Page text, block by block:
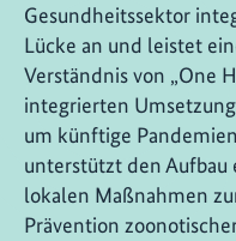
Gesundheitssektor
Lücke an und leistet
Verständnis von „One
integrierten
um künftige
unterstützt den Aufbau
lokalen Maßnahmen
Prävention